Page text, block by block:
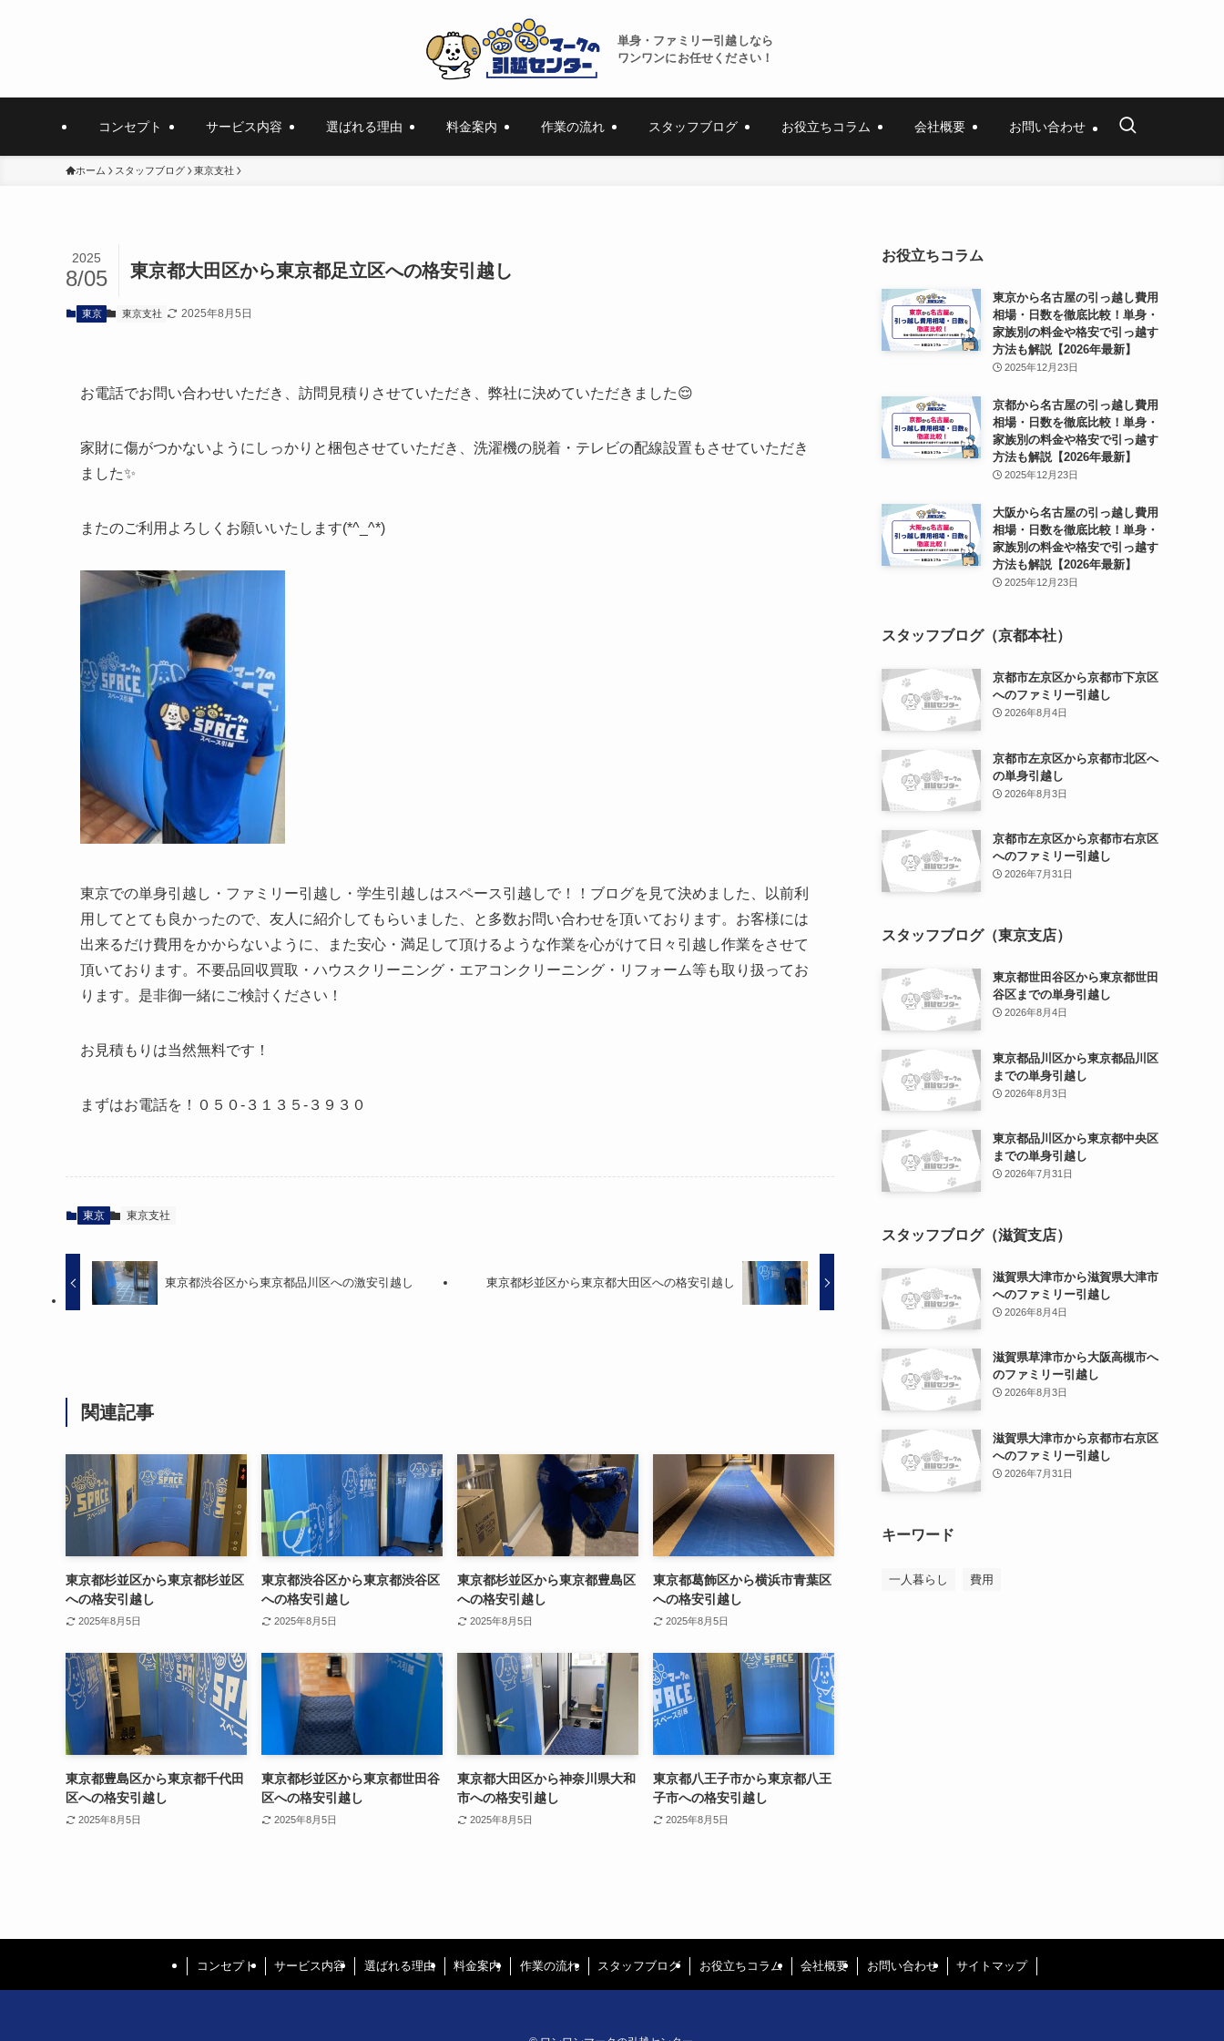
単身・ファミリー引越しなら
ワンワンにお任せください！
コンセプト サービス内容 選ばれる理由 料金案内 作業の流れ スタッフブログ お役立ちコラム 会社概要 お問い合わせ
ホーム スタッフブログ 東京支社
東京都大田区から東京都足立区への格安引越し
2025
8/05
東京 東京支社 2025年8月5日
お電話でお問い合わせいただき、訪問見積りさせていただき、弊社に決めていただきました😌
家財に傷がつかないようにしっかりと梱包させていただき、洗濯機の脱着・テレビの配線設置もさせていただき
ました✨
またのご利用よろしくお願いいたします(*^_^*)
東京での単身引越し・ファミリー引越し・学生引越しはスペース引越しで！！ブログを見て決めました、以前利
用してとても良かったので、友人に紹介してもらいました、と多数お問い合わせを頂いております。お客様には
出来るだけ費用をかからないように、また安心・満足して頂けるような作業を心がけて日々引越し作業をさせて
頂いております。不要品回収買取・ハウスクリーニング・エアコンクリーニング・リフォーム等も取り扱ってお
ります。是非御一緒にご検討ください！
お見積もりは当然無料です！
まずはお電話を！０５０-３１３５-３９３０
東京 東京支社
東京都渋谷区から東京都品川区への激安引越し 東京都杉並区から東京都大田区への格安引越し
関連記事
東京都杉並区から東京都杉並区
への格安引越し
2025年8月5日
東京都渋谷区から東京都渋谷区
への格安引越し
2025年8月5日
東京都杉並区から東京都豊島区
への格安引越し
2025年8月5日
東京都葛飾区から横浜市青葉区
への格安引越し
2025年8月5日
東京都豊島区から東京都千代田
区への格安引越し
2025年8月5日
東京都杉並区から東京都世田谷
区への格安引越し
2025年8月5日
東京都大田区から神奈川県大和
市への格安引越し
2025年8月5日
東京都八王子市から東京都八王
子市への格安引越し
2025年8月5日
お役立ちコラム
東京から名古屋の引っ越し費用
相場・日数を徹底比較！単身・
家族別の料金や格安で引っ越す
方法も解説【2026年最新】
2025年12月23日
京都から名古屋の引っ越し費用
相場・日数を徹底比較！単身・
家族別の料金や格安で引っ越す
方法も解説【2026年最新】
2025年12月23日
大阪から名古屋の引っ越し費用
相場・日数を徹底比較！単身・
家族別の料金や格安で引っ越す
方法も解説【2026年最新】
2025年12月23日
スタッフブログ（京都本社）
京都市左京区から京都市下京区
へのファミリー引越し
2026年8月4日
京都市左京区から京都市北区へ
の単身引越し
2026年8月3日
京都市左京区から京都市右京区
へのファミリー引越し
2026年7月31日
スタッフブログ（東京支店）
東京都世田谷区から東京都世田
谷区までの単身引越し
2026年8月4日
東京都品川区から東京都品川区
までの単身引越し
2026年8月3日
東京都品川区から東京都中央区
までの単身引越し
2026年7月31日
スタッフブログ（滋賀支店）
滋賀県大津市から滋賀県大津市
へのファミリー引越し
2026年8月4日
滋賀県草津市から大阪高槻市へ
のファミリー引越し
2026年8月3日
滋賀県大津市から京都市右京区
へのファミリー引越し
2026年7月31日
キーワード
一人暮らし 費用
コンセプト サービス内容 選ばれる理由 料金案内 作業の流れ スタッフブログ お役立ちコラム 会社概要 お問い合わせ サイトマップ